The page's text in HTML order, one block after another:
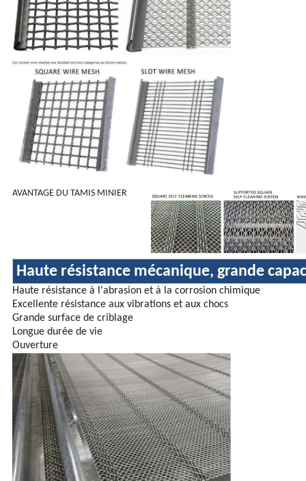
AVANTAGE DU TAMIS MINIER
Haute résistance mécanique, grande
Haute résistance à l'abrasion et à la corrosion chimique
Excellente résistance aux vibrations et aux chocs
Grande surface de criblage
Longue durée de vie
Ouverture